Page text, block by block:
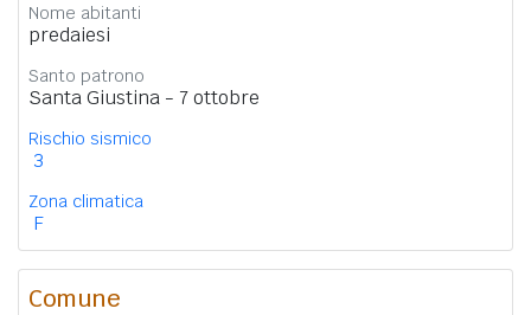
Nome abitanti
predaiesi
Santo patrono
Santa Giustina - 7 ottobre
Rischio sismico
3
Zona climatica
F
Comune